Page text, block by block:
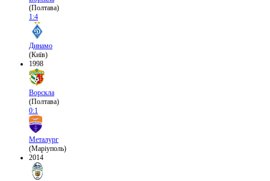
(Полтава)
1:4
Динамо
(Київ)
1998
Ворскла
(Полтава)
0:1
Металург
(Маріуполь)
2014